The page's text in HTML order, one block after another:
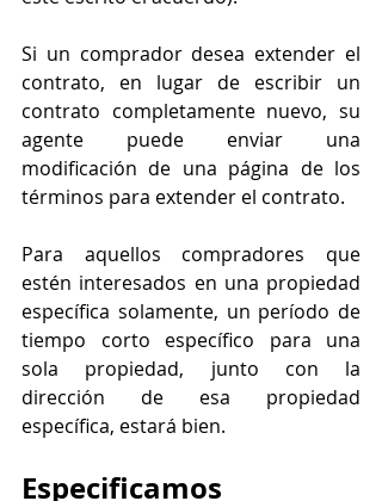
Si un comprador desea extender el
contrato, en lugar de escribir un
contrato completamente nuevo, su
agente puede enviar una
modificación de una página de los
términos para extender el contrato.
Para aquellos compradores que
estén interesados ​​en una propiedad
específica solamente, un período de
tiempo corto específico para una
sola propiedad, junto con la
dirección de esa propiedad
específica, estará bien.
Especificamos